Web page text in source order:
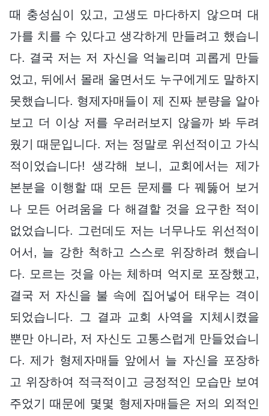
때 충성심이 있고, 고생도 마다하지 않으며 대
가를 치를 수 있다고 생각하게 만들려고 했습니
다. 결국 저는 저 자신을 억눌리며 괴롭게 만들
었고, 뒤에서 몰래 울면서도 누구에게도 말하지
못했습니다. 형제자매들이 제 진짜 분량을 알아
보고 더 이상 저를 우러러보지 않을까 봐 두려
웠기 때문입니다. 저는 정말로 위선적이고 가식
적이었습니다! 생각해 보니, 교회에서는 제가
본분을 이행할 때 모든 문제를 다 꿰뚫어 보거
나 모든 어려움을 다 해결할 것을 요구한 적이
없었습니다. 그런데도 저는 너무나도 위선적이
어서, 늘 강한 척하고 스스로 위장하려 했습니
다. 모르는 것을 아는 체하며 억지로 포장했고,
결국 저 자신을 불 속에 집어넣어 태우는 격이
되었습니다. 그 결과 교회 사역을 지체시켰을
뿐만 아니라, 저 자신도 고통스럽게 만들었습니
다. 제가 형제자매들 앞에서 늘 자신을 포장하
고 위장하여 적극적이고 긍정적인 모습만 보여
주었기 때문에 몇몇 형제자매들은 저의 외적인